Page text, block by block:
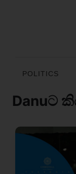
POLITICS